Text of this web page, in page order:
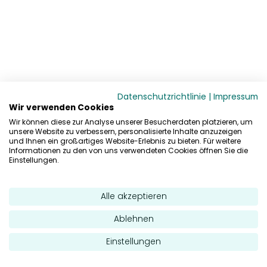
Datenschutzrichtlinie | Impressum
Wir verwenden Cookies
Wir können diese zur Analyse unserer Besucherdaten platzieren, um
unsere Website zu verbessern, personalisierte Inhalte anzuzeigen
und Ihnen ein großartiges Website-Erlebnis zu bieten. Für weitere
Informationen zu den von uns verwendeten Cookies öffnen Sie die
Einstellungen.
Alle akzeptieren
Ablehnen
Einstellungen